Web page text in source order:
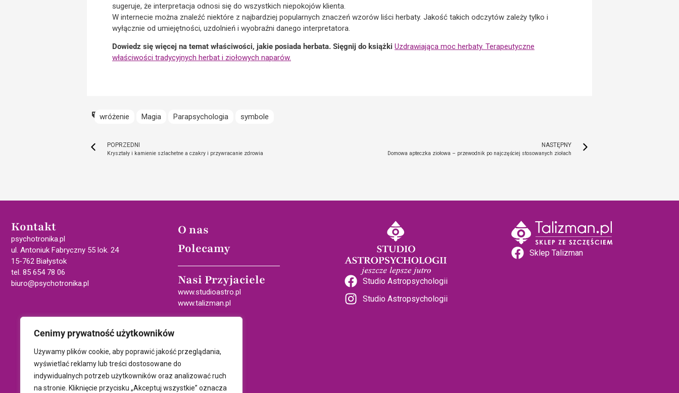
Cenimy prywatność użytkowników
Używamy plików cookie, aby poprawić jakość przeglądania,
wyświetlać reklamy lub treści dostosowane do
indywidualnych potrzeb użytkowników oraz analizować ruch
na stronie. Kliknięcie przycisku „Akceptuj wszystkie” oznacza
sugeruje, że interpretacja odnosi się do wszystkich niepokojów klienta.
W internecie można znaleźć niektóre z najbardziej popularnych znaczeń wzorów liści herbaty. Jakość takich odczytów zależy tylko i
wyłącznie od umiejętności, uzdolnień i wyobraźni danego interpretatora.
Dowiedz się więcej na temat właściwości, jakie posiada herbata. Sięgnij do książki Uzdrawiająca moc herbaty. Terapeutyczne
właściwości tradycyjnych herbat i ziołowych naparów.
wróżenie Magia Parapsychologia symbole
POPRZEDNI
Kryształy i kamienie szlachetne a czakry i przywracanie zdrowia
NASTĘPNY
Domowa apteczka ziołowa – przewodnik po najczęściej stosowanych ziołach
Kontakt
psychotronika.pl
ul. Antoniuk Fabryczny 55 lok. 24
15-762 Białystok
tel. 85 654 78 06
biuro@psychotronika.pl
O nas
Polecamy
Nasi Przyjaciele
www.studioastro.pl
www.talizman.pl
Studio Astropsychologii
Studio Astropsychologii
Sklep Talizman